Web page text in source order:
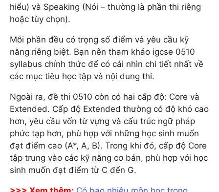
hiểu) và Speaking (Nói – thường là phần thi riêng
hoặc tùy chọn).
Mỗi phần đều có trọng số điểm và yêu cầu kỹ
năng riêng biệt. Bạn nên tham khảo igcse 0510
syllabus chính thức để có cái nhìn chi tiết nhất về
các mục tiêu học tập và nội dung thi.
Ngoài ra, đề thi 0510 còn có hai cấp độ: Core và
Extended. Cấp độ Extended thường có độ khó cao
hơn, yêu cầu vốn từ vựng và cấu trúc ngữ pháp
phức tạp hơn, phù hợp với những học sinh muốn
đạt điểm cao (A*, A, B). Trong khi đó, cấp độ Core
tập trung vào các kỹ năng cơ bản, phù hợp với học
sinh muốn đạt điểm từ C đến G.